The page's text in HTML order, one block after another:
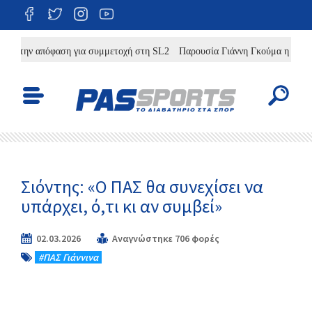
απόφαση για συμμετοχή στη SL2 Παρουσία Γιάννη Γκούμα η χθεσινή
Σιόντης: «Ο ΠΑΣ θα συνεχίσει να
υπάρχει, ό,τι κι αν συμβεί»
02.03.2026
Αναγνώστηκε 706 φορές
#ΠΑΣ Γιάννινα